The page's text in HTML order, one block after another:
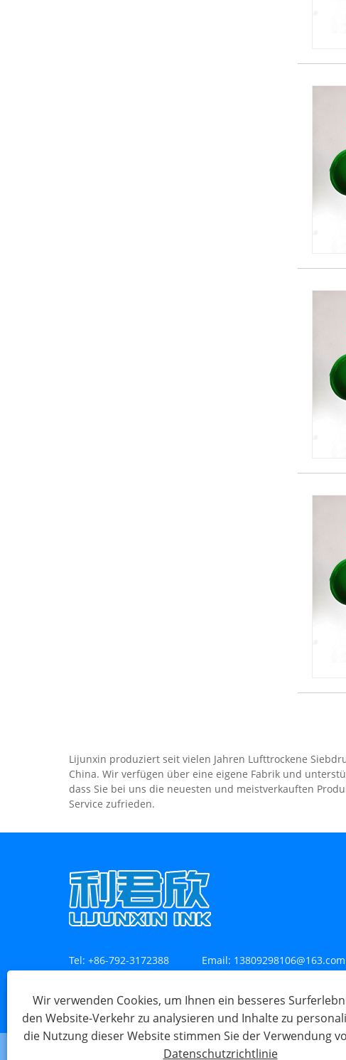
Lijunxin produziert seit vielen Jahren Lufttrockene
China. Wir verfügen über eine eigene Fabrik und
dass Sie bei uns die neuesten und meistverkauften
Service zufrieden.
Tel: +86-792-3172388 Email: 13809298106@163.com
Jiangxi
Wir verwenden Cookies, um Ihnen ein besseres
den Website-Verkehr zu analysieren und Inhalte zu
die Nutzung dieser Website stimmen Sie der Verwendung
Datenschutzrichtlinie